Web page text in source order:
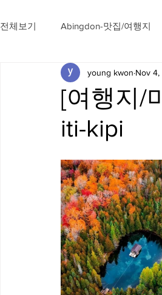
전체보기 Abingdon-맛집/여행지
Arlington-맛집/여행지
Badlands-맛집/여행지
Big Bend-맛집/여행지
Boston-맛집/여행지 Boulder
Bronx-맛집/여행지 Bryce
[여행지/
iti-kipi
young kwon Nov 4,